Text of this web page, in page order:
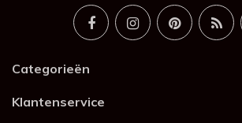
Categorieën
Klantenservice